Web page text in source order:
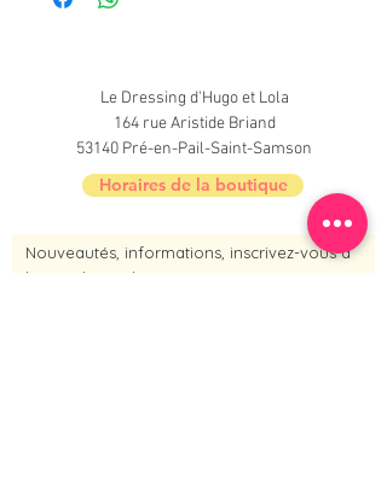
Le Dressing d'Hugo et Lola
164 rue Aristide Briand
53140 Pré-en-Pail-Saint-Samson
Horaires de la boutique
Nouveautés, informations, inscrivez-vous à
la newsletter du Dressing !